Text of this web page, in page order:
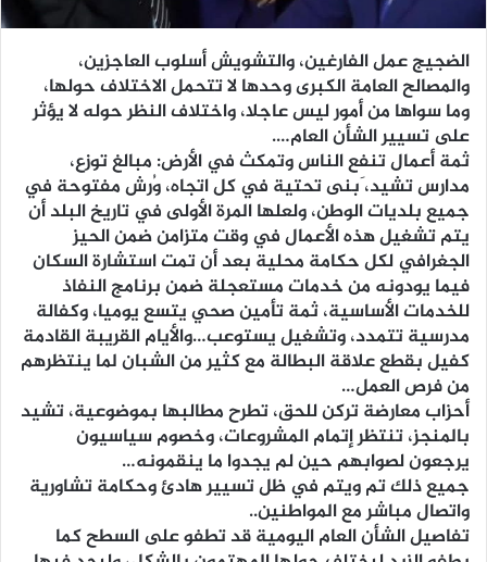
الضجيج عمل الفارغين، والتشويش أسلوب العاجزين،
والمصالح العامة الكبرى وحدها لا تتحمل الاختلاف حولها،
وما سواها من أمور ليس عاجلا، واختلاف النظر حوله لا يؤثر
على تسيير الشأن العام….
ثمة أعمال تنفع الناس وتمكث في الأرض: مبالغ توزع،
مدارس تشيد، َبنى تحتية في كل اتجاه، وُرش مفتوحة في
جميع بلديات الوطن، ولعلها المرة الأولى في تاريخ البلد أن
يتم تشغيل هذه الأعمال في وقت متزامن ضمن الحيز
الجغرافي لكل حكامة محلية بعد أن تمت استشارة السكان
فيما يودونه من خدمات مستعجلة ضمن برنامج النفاذ
للخدمات الأساسية، ثمة تأمين صحي يتسع يوميا، وكفالة
مدرسية تتمدد، وتشغيل يستوعب…والأيام القريبة القادمة
كفيل بقطع علاقة البطالة مع كثير من الشبان لما ينتظرهم
من فرص العمل…
أحزاب معارضة تركن للحق، تطرح مطالبها بموضوعية، تشيد
بالمنجز، تنتظر إتمام المشروعات، وخصوم سياسيون
يرجعون لصوابهم حين لم يجدوا ما ينقمونه…
جميع ذلك تم ويتم في ظل تسيير هادئ وحكامة تشاورية
واتصال مباشر مع المواطنين..
تفاصيل الشأن العام اليومية قد تطفو على السطح كما